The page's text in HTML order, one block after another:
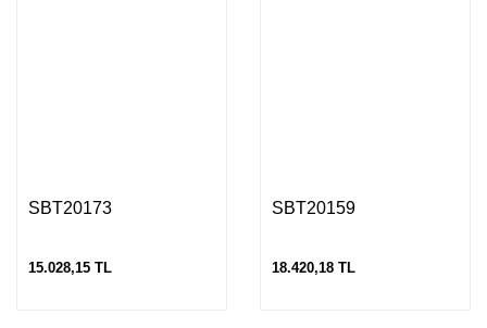
SBT20173
15.028,15 TL
SBT20159
18.420,18 TL